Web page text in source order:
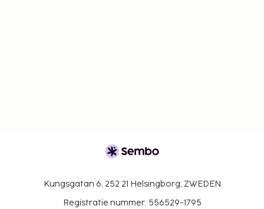
Kungsgatan 6, 252 21 Helsingborg, ZWEDEN
Registratie nummer: 556529-1795